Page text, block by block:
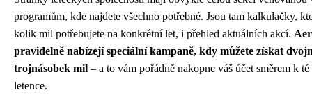
programům, kde najdete všechno potřebné. Jsou tam kalkulačky,
kolik mil potřebujete na konkrétní let, i přehled aktuálních akcí.
pravidelně nabízejí speciální kampaně, kdy můžete získat
trojnásobek mil – a to vám pořádně nakopne váš účet směrem k
letence.